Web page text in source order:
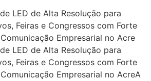
LED de Alta Resolução para
Feiras e Congressos com Forte
Empresarial no Acre
LED de Alta Resolução para
Feiras e Congressos com Forte
Empresarial no AcreA